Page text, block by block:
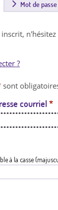
Mot de
n'hésitez
?
sont
courriel *
à la casse